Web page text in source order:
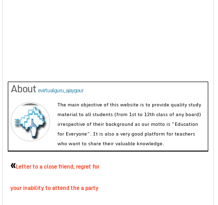
About evirtualguru_ajaygour
The main objective of this website is to provide quality study
material to all students (from 1st to 12th class of any board)
irrespective of their background as our motto is “Education
for Everyone”. It is also a very good platform for teachers
who want to share their valuable knowledge.
«Letter to a close friend, regret for
your inability to attend the a party